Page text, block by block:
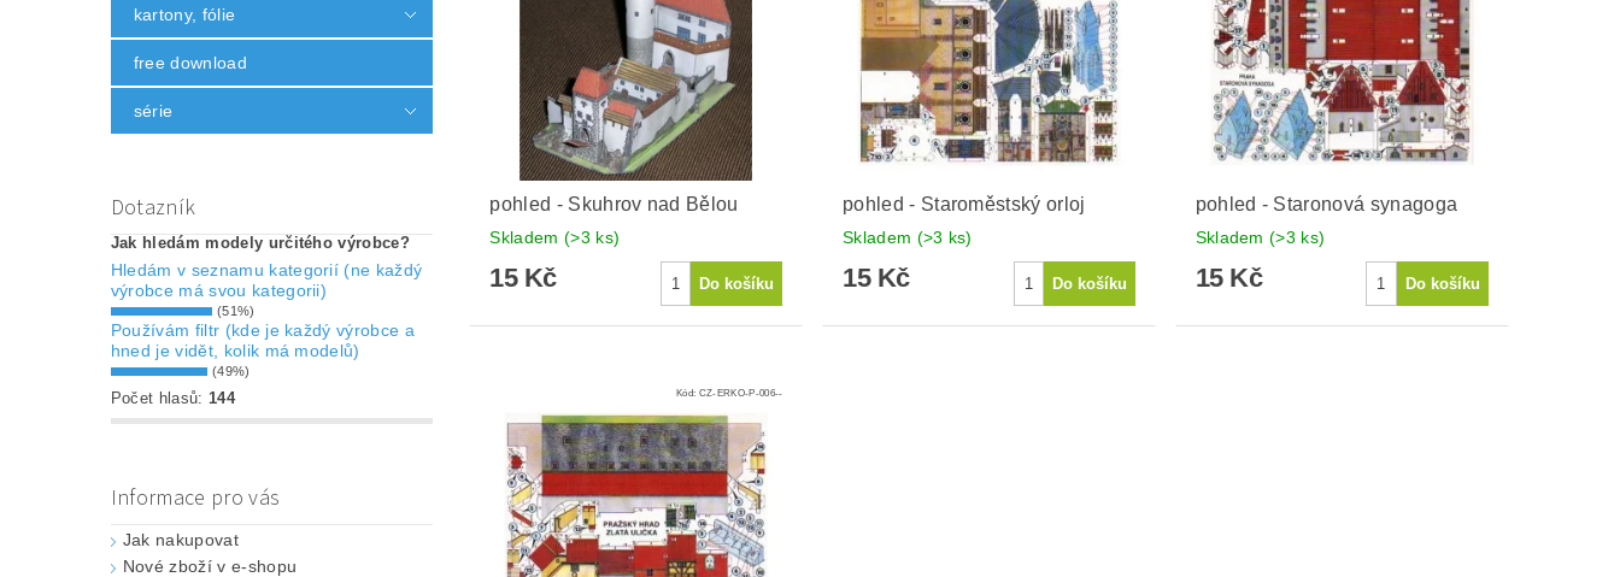
kartony, fólie
free download
série
Dotazník
Jak hledám modely určitého výrobce?
Hledám v seznamu kategorií (ne každý
výrobce má svou kategorii)
(51%)
Používám filtr (kde je každý výrobce a
hned je vidět, kolik má modelů)
(49%)
Počet hlasů: 144
Informace pro vás
Jak nakupovat
Nové zboží v e-shopu
pohled - Skuhrov nad Bělou
Skladem (>3 ks)
15 Kč
pohled - Staroměstský orloj
Skladem (>3 ks)
15 Kč
pohled - Staronová synagoga
Skladem(>3 ks)
15 Kč
Kód: CZ-ERKO-P-006--